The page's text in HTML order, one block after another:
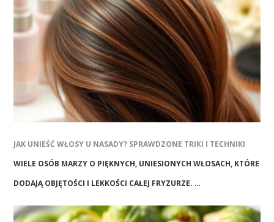
JAK UNIEŚĆ WŁOSY U NASADY? SPRAWDZONE TRIKI I TECHNIKI
WIELE OSÓB MARZY O PIĘKNYCH, UNIESIONYCH WŁOSACH, KTÓRE
DODAJĄ OBJĘTOŚCI I LEKKOŚCI CAŁEJ FRYZURZE. …